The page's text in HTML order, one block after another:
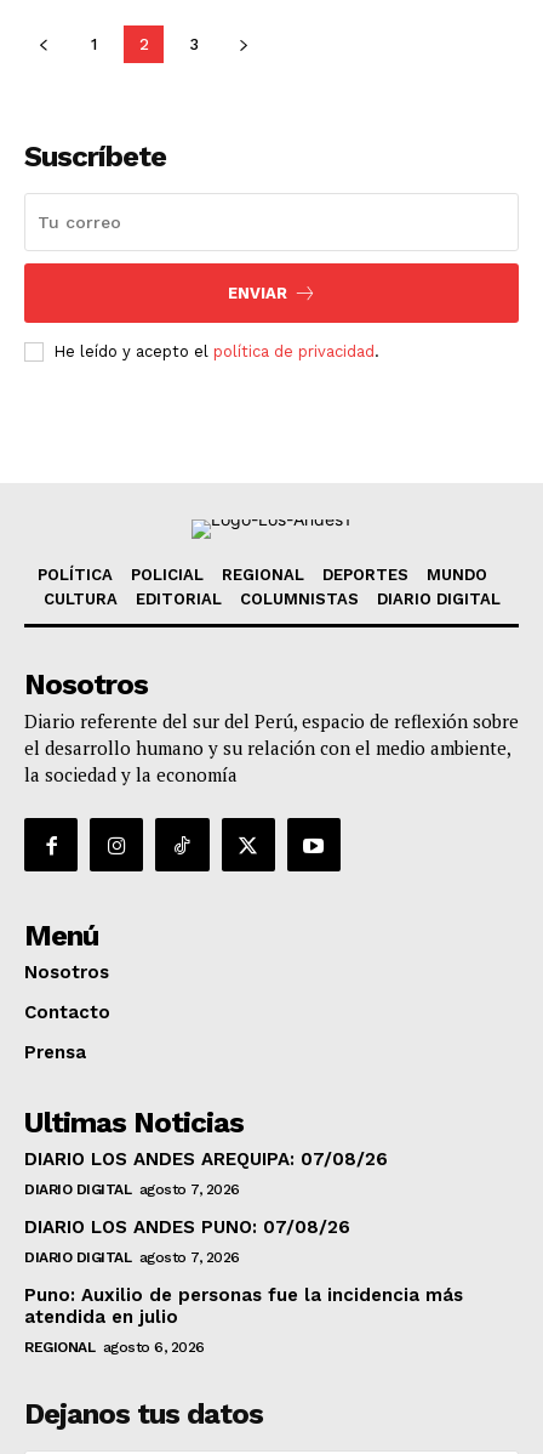
1 2 3
Suscríbete
ENVIAR
He leído y acepto el política de privacidad .
POLÍTICA POLICIAL REGIONAL DEPORTES
MUNDO
CULTURA
EDITORIAL COLUMNISTAS DIARIO DIGITAL
Nosotros
Diario referente del sur del Perú, espacio de reflexión sobre
el desarrollo humano y su relación con el medio ambiente,
la sociedad y la economía
Menú
Nosotros
Contacto
Prensa
Ultimas Noticias
DIARIO LOS ANDES AREQUIPA: 07/08/26
DIARIO DIGITAL agosto 7, 2026
DIARIO LOS ANDES PUNO: 07/08/26
DIARIO DIGITAL agosto 7, 2026
Puno: Auxilio de personas fue la incidencia más
atendida en julio
REGIONAL agosto 6, 2026
Dejanos tus datos